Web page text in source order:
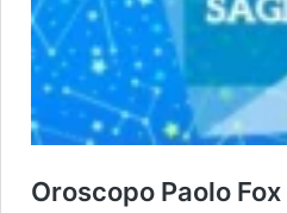
Oroscopo Paolo